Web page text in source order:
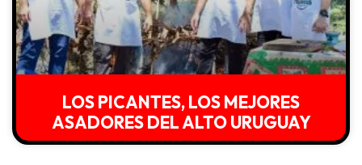
LOS PICANTES, LOS MEJORES
ASADORES DEL ALTO URUGUAY